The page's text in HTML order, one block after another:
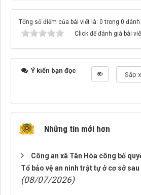
Tổng số điểm của bài viết là: 0 trong 0 đánh
Click để đánh giá bài
Ý kiến bạn đọc
Những tin mới hơn
Công an xã Tân Hòa công bố
Tổ bảo vệ an ninh trật tự ở cơ sở
(08/07/2026)